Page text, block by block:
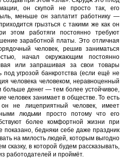
он скупой не просто так, его
меньше он заплатит работнику —
грызться с такими же как он
этом работяги постоянно требуют
заработной платы. Это отличная
человек, решив заниматься
начал окружающим постоянно
или запрашивая за свои товары
угрозой банкротства (если ещё не
человека человеком, неравноценный
больше денег — тем более устойчивое,
человек занимает в обществе. То есть
не лицеприятный человек, имеет
людьми просто потому что его
более комфортной жизни при
показано, бедняки себе даже праздник
на милость людей, которым выгодно
сказку, в которой будем рассказывать,
работодателей и проймёт.